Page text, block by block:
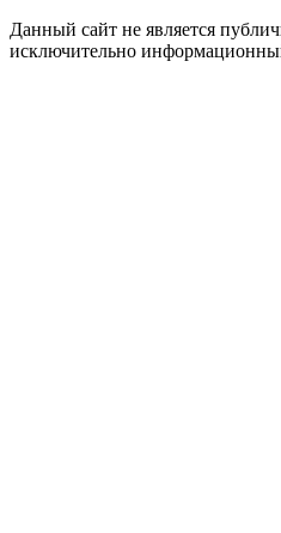
Данный сайт не является
исключительно